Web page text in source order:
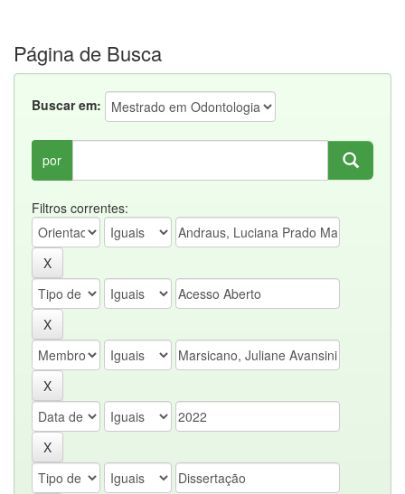
Página de Busca
Buscar em:
por
Filtros correntes: